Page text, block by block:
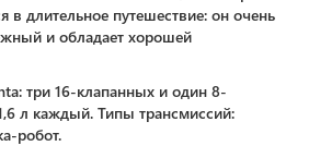
в длительное путешествие: он очень
и обладает хорошей
три 16-клапанных и один 8-
л каждый. Типы трансмиссий:
робот.